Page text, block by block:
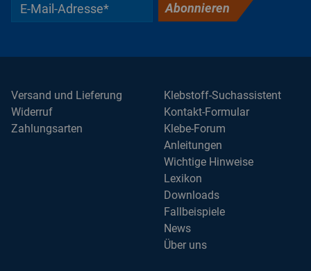
Abonnieren
Klebstoff-Suchassistent
Kontakt-Formular
Klebe-Forum
Anleitungen
Wichtige Hinweise
Lexikon
Downloads
Fallbeispiele
News
Über uns
Versand und Lieferung
Widerruf
Zahlungsarten